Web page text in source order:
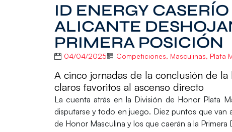
ID ENERGY
ALICANTE
PRIMERA POSICIÓN
04/04/2025 Competiciones, Masculinas, Plata
A cinco jornadas de la conclusión de
claros favoritos al ascenso directo
La cuenta atrás en la División de Honor Plata
disputarse y todo en juego. Diez puntos que van
de Honor Masculina y los que caerán a la Primera